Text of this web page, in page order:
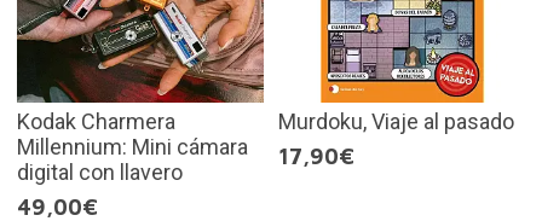
Kodak Charmera
Millennium: Mini cámara
digital con llavero
49,00€
Murdoku, Viaje al pasado
17,90€